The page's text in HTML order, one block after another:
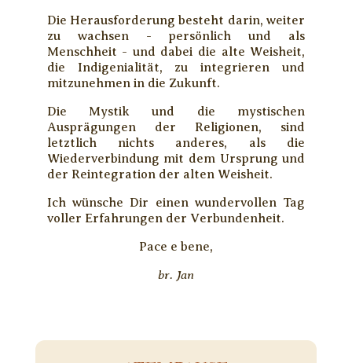
Die Herausforderung besteht darin, weiter
zu wachsen - persönlich und als
Menschheit - und dabei die alte Weisheit,
die Indigenialität, zu integrieren und
mitzunehmen in die Zukunft.
Die Mystik und die mystischen
Ausprägungen der Religionen, sind
letztlich nichts anderes, als die
Wiederverbindung mit dem Ursprung und
der Reintegration der alten Weisheit.
Ich wünsche Dir einen wundervollen Tag
voller Erfahrungen der Verbundenheit.
Pace e bene,
br. Jan